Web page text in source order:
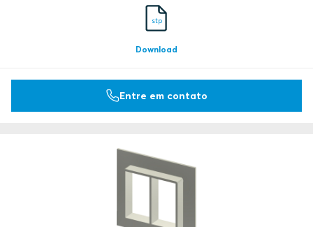
RINA
stp
Download
Entre em contato